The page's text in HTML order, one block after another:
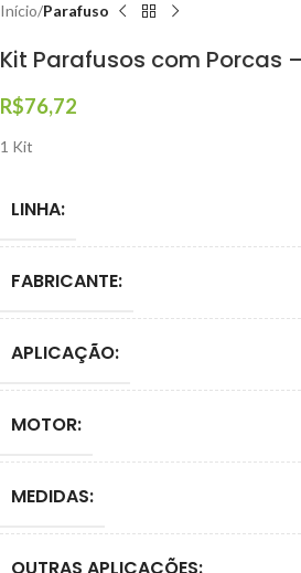
Início Parafuso
Kit Parafusos com Porcas –
R$76,72
1 Kit
LINHA:
FABRICANTE:
APLICAÇÃO:
MOTOR:
MEDIDAS: